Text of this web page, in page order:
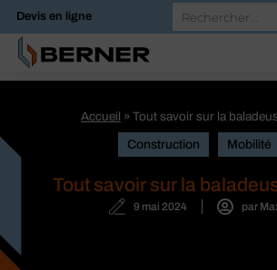
Devis en ligne
Accueil » Tout savoir sur la
Construction Mobilité
Tout savoir sur la
9 mai 2024 par